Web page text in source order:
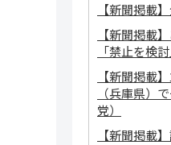
【新聞掲載
【新聞掲載
「禁止を検討
【新聞掲載
（兵庫県）
党）
【新聞掲載